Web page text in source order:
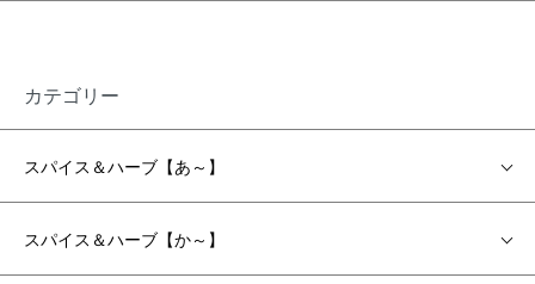
カテゴリー
スパイス＆ハーブ【あ～】
スパイス＆ハーブ【か～】